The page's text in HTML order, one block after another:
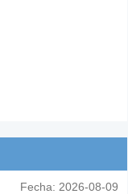
Fecha: 2026-08-09